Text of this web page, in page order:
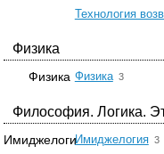
Технология
Физика
Физика Физика 3
Философия. Логика.
ИмиджелогиИмиджелогия 3